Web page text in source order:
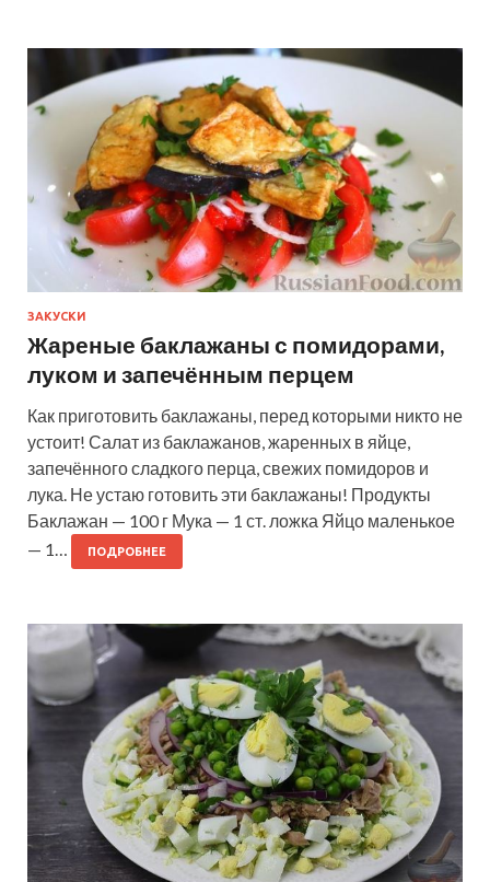
ЗАКУСКИ
Жареные баклажаны с помидорами,
луком и запечённым перцем
Как приготовить баклажаны, перед которыми никто не
устоит! Салат из баклажанов, жаренных в яйце,
запечённого сладкого перца, свежих помидоров и
лука. Не устаю готовить эти баклажаны! Продукты
Баклажан — 100 г Мука — 1 ст. ложка Яйцо маленькое
— 1…
ПОДРОБНЕЕ